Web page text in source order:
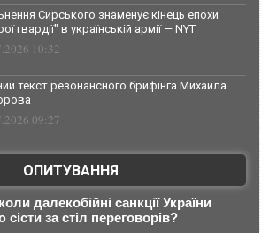
Сирського знаменує кінець епохи
гвардії" в українській армії — NYT
10:32
текст резонансного брифінга Михайла
09:27
ОПИТУВАННЯ
далекобійні санкції України
за стіл переговорів?